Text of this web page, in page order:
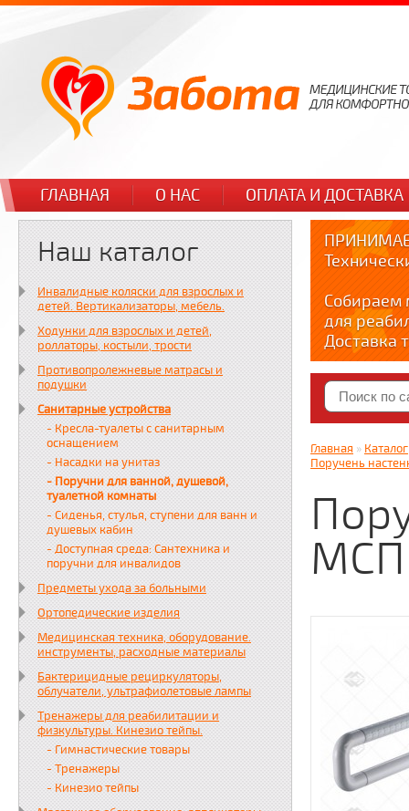
ГЛАВНАЯ О НАС ОПЛАТА И ДОСТАВКА
Наш каталог
Инвалидные коляски для взрослых и
детей. Вертикализаторы, мебель.
Ходунки для взрослых и детей,
роллаторы, костыли, трости
Противопролежневые матрасы и
подушки
Санитарные устройства
- Кресла-туалеты с санитарным
оснащением
- Насадки на унитаз
- Поручни для ванной, душевой,
туалетной комнаты
- Сиденья, стулья, ступени для ванн и
душевых кабин
- Доступная среда: Сантехника и
поручни для инвалидов
Предметы ухода за больными
Ортопедические изделия
Медицинская техника, оборудование.
инструменты, расходные материалы
Бактерицидные рециркуляторы,
облучатели, ультрафиолетовые лампы
Тренажеры для реабилитации и
физкультуры. Кинезио тейпы.
- Гимнастические товары
- Тренажеры
- Кинезио тейпы
Собираем
для
Доставка
по тел.
Краткие
Яндекс.
zabota16.ru
Всегда на
Главная » Каталог
Поручень